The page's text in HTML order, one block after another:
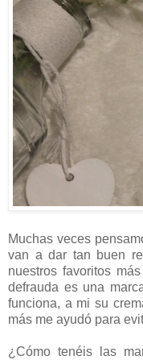
Muchas veces
van a dar tan buen
nuestros favoritos
defrauda es una
funciona, a mi su
más me ayudó para
¿Cómo tenéis las